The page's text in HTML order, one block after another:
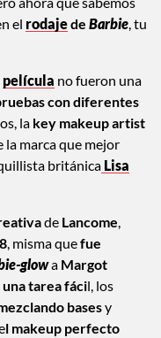
el rodajede Barbie, tu
película no fueron una
con diferentes
la key makeup artist
la marca que mejor
británica Lisa
de Lancome,
, misma quefue
glowa Margot
tarea fácil, los
basesy
l makeup perfecto